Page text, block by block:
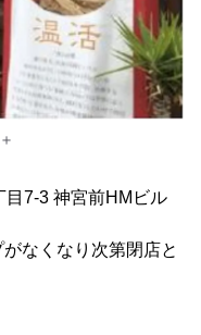
7-3 神宮前HMビル
なくなり次第閉店と